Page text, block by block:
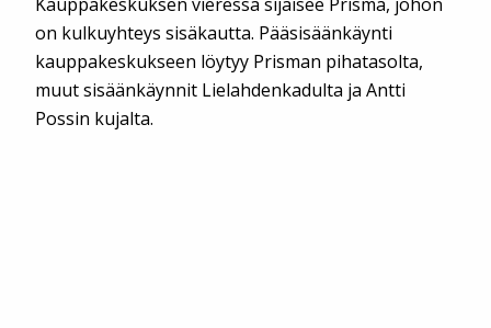
on kulkuyhteys sisäkautta. Pääsisäänkäynti
kauppakeskukseen löytyy Prisman pihatasolta,
muut sisäänkäynnit Lielahdenkadulta ja Antti
Possin kujalta.